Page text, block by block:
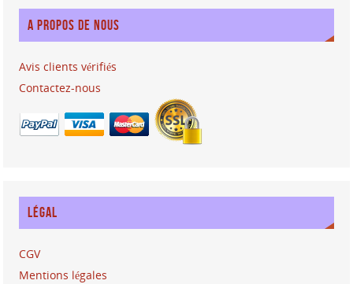
A PROPOS DE NOUS
Avis clients vérifiés
Contactez-nous
LÉGAL
CGV
Mentions légales